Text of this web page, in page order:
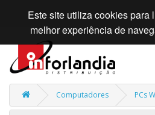
Computadores PCs
Este site utiliza cookies para
melhor experiência de